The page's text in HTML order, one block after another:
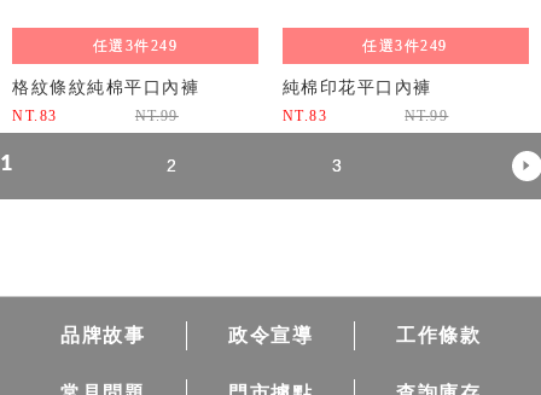
任選3件249
格紋條紋純棉平口內褲
NT. 83 NT.99
任選3件249
純棉印花平口內褲
NT. 83 NT.99
1 2 3
品牌故事 政令宣導 工作條款